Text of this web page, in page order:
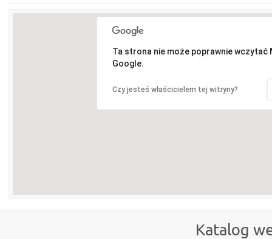
Ta strona nie może poprawnie wczytać
Google.
Czy jesteś właścicielem tej witryny?
Katalog